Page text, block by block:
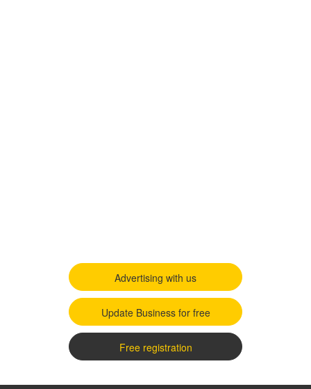
Advertising with us
Update Business for free
Free registration